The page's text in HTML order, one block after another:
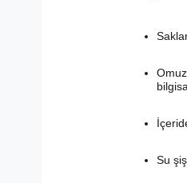
Su